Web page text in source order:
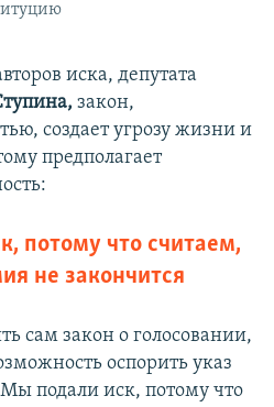
иска, депутата
закон,
создает угрозу жизни и
предполагает
потому что считаем,
не закончится
сам закон о голосовании,
оспорить указ
подали иск, потому что